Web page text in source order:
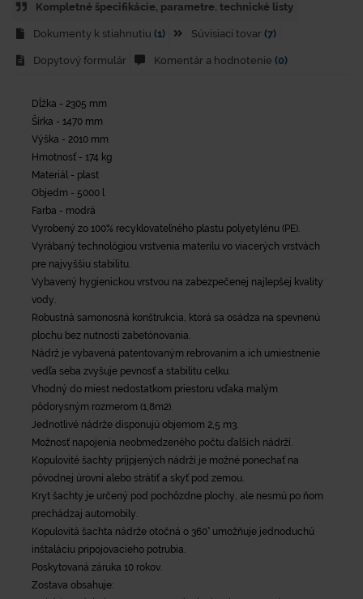
Kompletné špecifikácie, parametre. technické listy
Dokumenty k stiahnutiu (1) Súvisiaci tovar (7)
Dopytový formulár Komentár a hodnotenie (0)
Dĺžka - 2305 mm
Šírka - 1470 mm
Výška - 2010 mm
Hmotnosť - 174 kg
Materiál - plast
Objedm - 5000 l
Farba - modrá
Vyrobený zo 100% recyklovateľného plastu polyetylénu (PE).
Vyrábaný technológiou vrstvenia materilu vo viacerých vrstvách
pre najvyššiu stabilitu.
Vybavený hygienickou vrstvou na zabezpečenej najlepšej kvality
vody.
Robustná samonosná konštrukcia, ktorá sa osádza na spevnenú
plochu bez nutnosti zabetónovania.
Nádrž je vybavená patentovaným rebrovaním a ich umiestnenie
vedľa seba zvyšuje pevnosť a stabilitu celku.
Vhodný do miest nedostatkom priestoru vďaka malým
pôdorysným rozmerom (1,8m2).
Jednotlivé nádrže disponujú objemom 2,5 m3.
Možnosť napojenia neobmedzeného počtu ďalších nádrží.
Kopulovité šachty prijpjených nádrží je možné ponechať na
pôvodnej úrovni alebo strátiť a skyť pod zemou.
Kryt šachty je určený pod pochôzdne plochy, ale nesmú po ňom
prechádzaj automobily.
Kopulovitá šachta nádrže otočná o 360° umožňuje jednoduchú
inštaláciu pripojovacieho potrubia.
Poskytovaná záruka 10 rokov.
Zostava obsahuje: